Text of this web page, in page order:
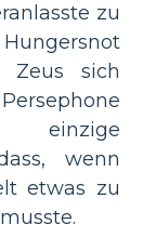
zu
Zeus sich
einzige
wenn
etwas zu